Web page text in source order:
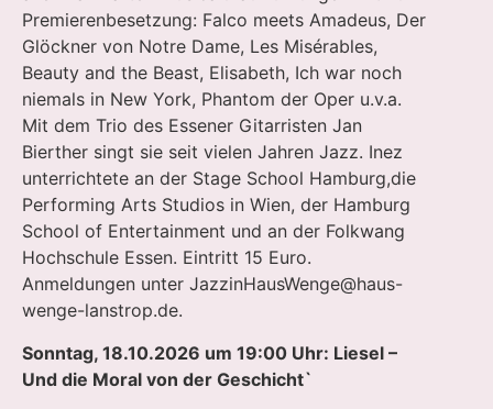
Premierenbesetzung: Falco meets Amadeus, Der
Glöckner von Notre Dame, Les Misérables,
Beauty and the Beast, Elisabeth, Ich war noch
niemals in New York, Phantom der Oper u.v.a.
Mit dem Trio des Essener Gitarristen Jan
Bierther singt sie seit vielen Jahren Jazz. Inez
unterrichtete an der Stage School Hamburg,die
Performing Arts Studios in Wien, der Hamburg
School of Entertainment und an der Folkwang
Hochschule Essen. Eintritt 15 Euro.
Anmeldungen unter JazzinHausWenge@haus-
wenge-lanstrop.de.
Sonntag, 18.10.2026 um 19:00 Uhr: Liesel –
Und die Moral von der Geschicht`